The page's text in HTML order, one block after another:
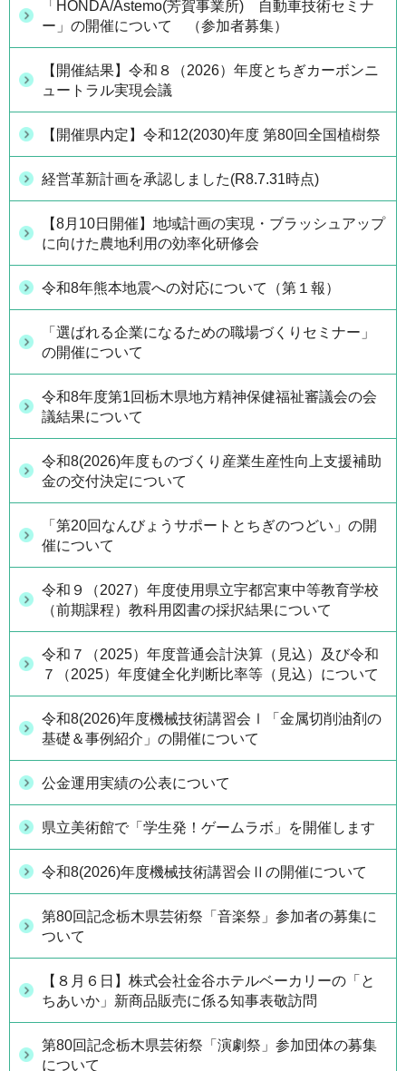
「HONDA/Astemo(芳賀事業所) 自動車技術セミナ
ー」の開催について （参加者募集）
【開催結果】令和８（2026）年度とちぎカーボンニ
ュートラル実現会議
【開催県内定】令和12(2030)年度 第80回全国植樹祭
経営革新計画を承認しました(R8.7.31時点)
【8月10日開催】地域計画の実現・ブラッシュアップ
に向けた農地利用の効率化研修会
令和8年熊本地震への対応について（第１報）
「選ばれる企業になるための職場づくりセミナー」
の開催について
令和8年度第1回栃木県地方精神保健福祉審議会の会
議結果について
令和8(2026)年度ものづくり産業生産性向上支援補助
金の交付決定について
「第20回なんびょうサポートとちぎのつどい」の開
催について
令和９（2027）年度使用県立宇都宮東中等教育学校
（前期課程）教科用図書の採択結果について
令和７（2025）年度普通会計決算（見込）及び令和
７（2025）年度健全化判断比率等（見込）について
令和8(2026)年度機械技術講習会Ⅰ「金属切削油剤の
基礎＆事例紹介」の開催について
公金運用実績の公表について
県立美術館で「学生発！ゲームラボ」を開催します
令和8(2026)年度機械技術講習会Ⅱの開催について
第80回記念栃木県芸術祭「音楽祭」参加者の募集に
ついて
【８月６日】株式会社金谷ホテルベーカリーの「と
ちあいか」新商品販売に係る知事表敬訪問
第80回記念栃木県芸術祭「演劇祭」参加団体の募集
について